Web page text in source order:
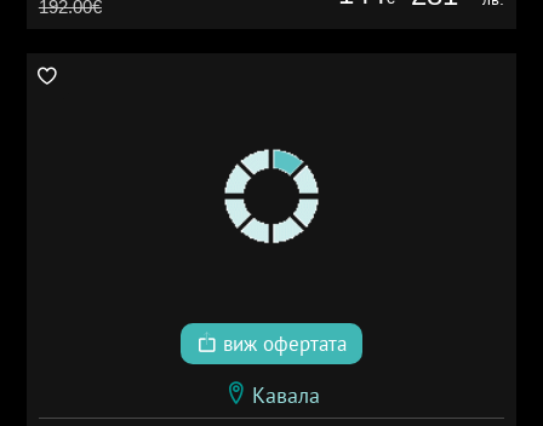
192.00€
виж офертата
Кавала